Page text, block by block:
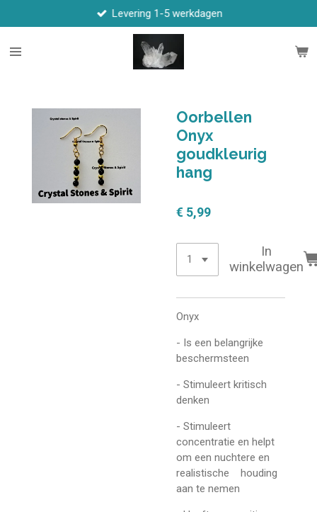
direct
naar
Levering 1-5 werkdagen
Oorbellen
Onyx
goudkleurig
hang
€ 5,99
In
winkelwagen
Onyx
- Is een belangrijke
beschermsteen
- Stimuleert kritisch
denken
- Stimuleert
concentratie en helpt
om een nuchtere en
realistische houding
aan te nemen